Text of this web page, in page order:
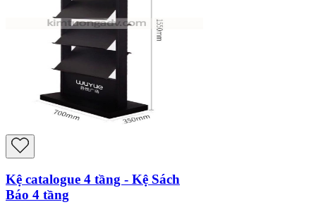
Kệ catalogue 4 tầng - Kệ Sách
Báo 4 tầng